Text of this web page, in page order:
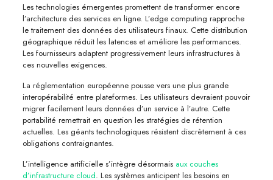
Les technologies émergentes promettent de transformer encore
l’architecture des services en ligne. L’edge computing rapproche
le traitement des données des utilisateurs finaux. Cette distribution
géographique réduit les latences et améliore les performances.
Les fournisseurs adaptent progressivement leurs infrastructures à
ces nouvelles exigences.
La réglementation européenne pousse vers une plus grande
interopérabilité entre plateformes. Les utilisateurs devraient pouvoir
migrer facilement leurs données d’un service à l’autre. Cette
portabilité remettrait en question les stratégies de rétention
actuelles. Les géants technologiques résistent discrètement à ces
obligations contraignantes.
L’intelligence artificielle s’intègre désormais aux couches
d’infrastructure cloud. Les systèmes anticipent les besoins en